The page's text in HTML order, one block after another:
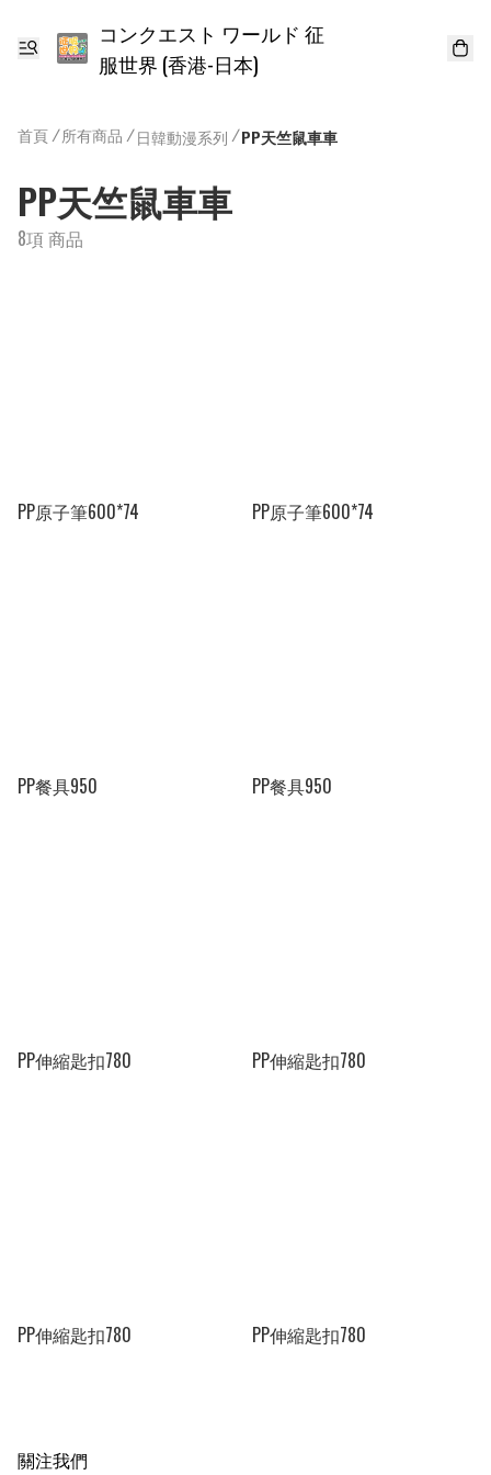
コンクエスト ワールド 征
服世界 (香港-日本)
首頁/所有商品 / 日韓動漫系列 /PP天竺鼠車車
PP天竺鼠車車
8項 商品
PP原子筆600*74 PP原子筆600*74
PP餐具950 PP餐具950
PP伸縮匙扣780 PP伸縮匙扣780
PP伸縮匙扣780 PP伸縮匙扣780
關注我們